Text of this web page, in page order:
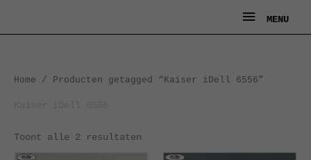
MENU
MENU
Home / Producten getagged “Kaiser iDell 6556”
Toont alle 2 resultaten
Gesorteerd
op